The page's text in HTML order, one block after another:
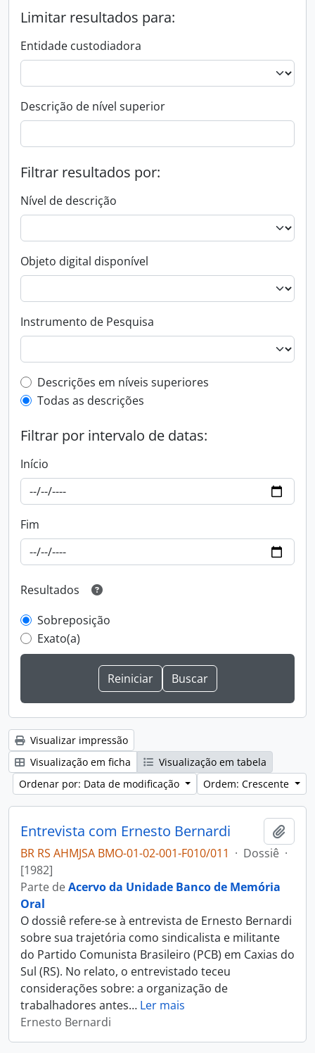
Limitar resultados para:
Entidade custodiadora
Descrição de nível superior
Filtrar resultados por:
Nível de descrição
Objeto digital disponível
Instrumento de Pesquisa
Filtro de descrição de nível superior
Descrições em níveis superiores
Todas as descrições
Filtrar por intervalo de datas:
Início
Fim
Resultados
Sobreposição
Exato(a)
Visualizar impressão
Visualização em ficha
Visualização em tabela
Ordenar por: Data de modificação
Ordem: Crescente
Entrevista com Ernesto Bernardi
BR RS AHMJSA BMO-01-02-001-F010/011 · Dossiê ·
[1982]
Parte deAcervo da Unidade Banco de Memória
Oral
O dossiê refere-se à entrevista de Ernesto Bernardi
sobre sua trajetória como sindicalista e militante
do Partido Comunista Brasileiro (PCB) em Caxias do
Sul (RS). No relato, o entrevistado teceu
considerações sobre: a organização de
trabalhadores antes… Ler mais
Ernesto Bernardi